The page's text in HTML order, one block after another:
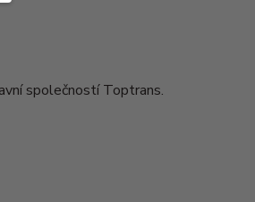
společností Toptrans.